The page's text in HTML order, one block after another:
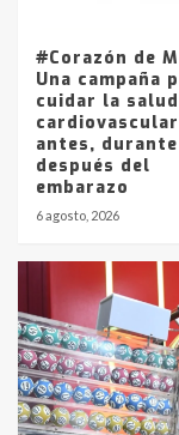
#Corazón de
Una campaña
cuidar la salud
cardiovascular
antes,
después del
embarazo
6 agosto, 2026